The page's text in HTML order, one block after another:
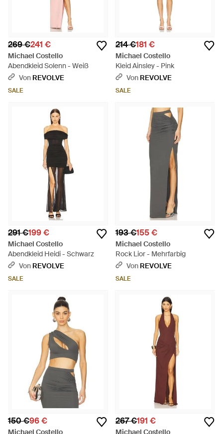
269 €241 €
Michael Costello
Abendkleid Solenn - Weiß
Von REVOLVE
SALE
214 €181 €
Michael Costello
Kleid Ainsley - Pink
Von REVOLVE
SALE
291 €199 €
Michael Costello
Abendkleid Heidi - Schwarz
Von REVOLVE
SALE
193 €155 €
Michael Costello
Rock Lior - Mehrfarbig
Von REVOLVE
SALE
150 €96 €
Michael Costello
267 €191 €
Michael Costello